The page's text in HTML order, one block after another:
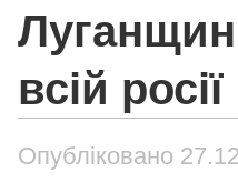
всій росії
Опубліковано